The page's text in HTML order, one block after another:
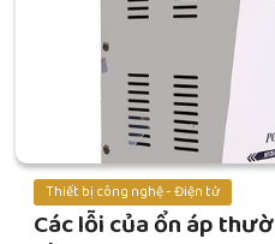
Thiết bị công nghệ - Điện tử
Các lỗi của ổn áp